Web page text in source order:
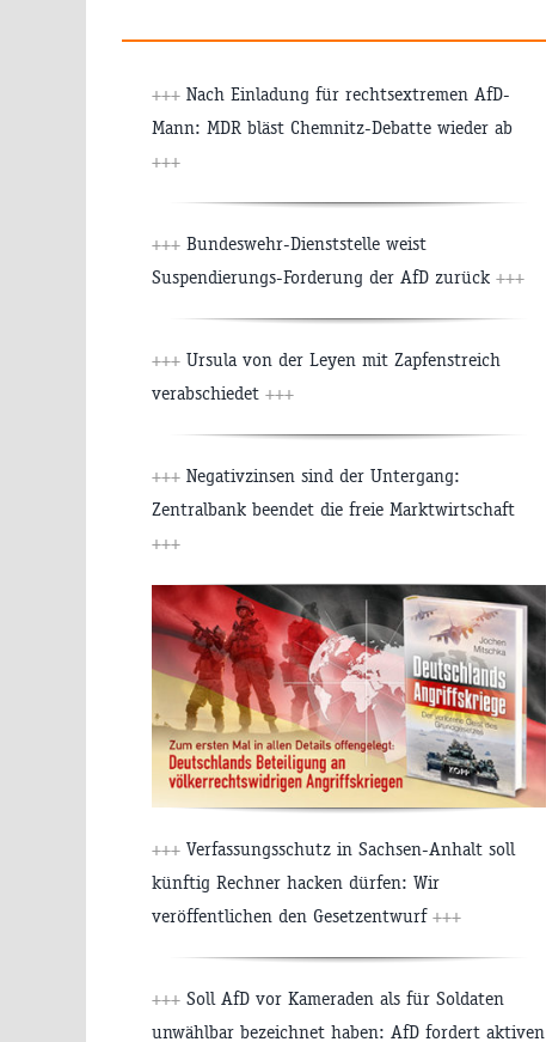
+++ Nach Einladung für rechtsextremen AfD-
Mann: MDR bläst Chemnitz-Debatte wieder ab
+++
+++ Bundeswehr-Dienststelle weist
Suspendierungs-Forderung der AfD zurück +++
+++ Ursula von der Leyen mit Zapfenstreich
verabschiedet +++
+++ Negativzinsen sind der Untergang:
Zentralbank beendet die freie Marktwirtschaft
+++
+++ Verfassungsschutz in Sachsen-Anhalt soll
künftig Rechner hacken dürfen: Wir
veröffentlichen den Gesetzentwurf +++
+++ Soll AfD vor Kameraden als für Soldaten
unwählbar bezeichnet haben: AfD fordert aktiven